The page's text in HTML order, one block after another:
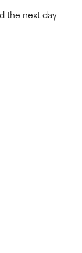
the next day